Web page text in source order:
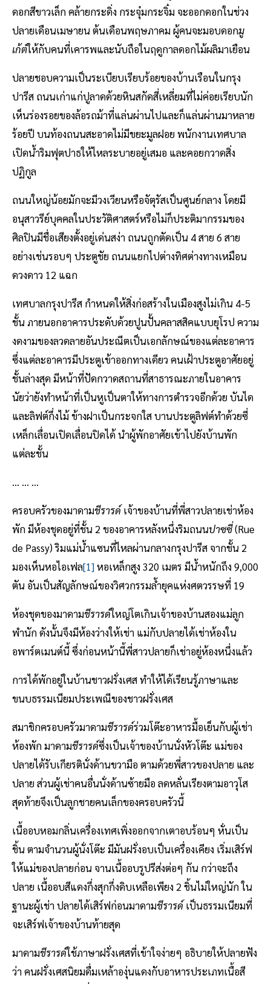
ดอกสีขาวเล็ก คล้ายกระดิ่ง กระจุ๋มกระจิ๋ม จะออกดอกในช่วง
ปลายเดือนเมษายน ต้นเดือนพฤษภาคม ผู้คนจะมอบดอกมู
เก้ต์ให้กับคนที่เคารพและนับถือในฤดูกาลดอกไม้ผลิมาเยือน
ปลายชอบความเป็นระเบียบเรียบร้อยของบ้านเรือนในกรุง
ปารีส ถนนเก่าแก่ปูลาดด้วยหินสกัดสี่เหลี่ยมที่ไม่ค่อยเรียบนัก
เห็นร่องรอยของล้อรถม้าที่แล่นผ่านไปและก็แล่นผ่านมาหลาย
ร้อยปี บนท้องถนนสะอาดไม่มีขยะมูลฝอย พนักงานเทศบาล
เปิดน้ำริมฟุตปาธให้ไหลระบายอยู่เสมอ และคอยกวาดสิ่ง
ปฏิกูล
ถนนใหญ่น้อยมักจะมีวงเวียนหรือจัตุรัสเป็นศูนย์กลาง โดยมี
อนุสาวรีย์บุคคลในประวัติศาสตร์หรือไม่ก็ประติมากรรมของ
ศิลปินมีชื่อเสียงตั้งอยู่เด่นสง่า ถนนถูกตัดเป็น 4 สาย 6 สาย
อย่างเช่นรอบๆ ประตูชัย ถนนแยกไปต่างทิศต่างทางเหมือน
ดวงดาว 12 แฉก
เทศบาลกรุงปารีส กำหนดให้สิ่งก่อสร้างในเมืองสูงไม่เกิน 4-5
ชั้น ภายนอกอาคารประดับด้วยปูนปั้นคลาสสิคแบบยุโรป ความ
งดงามของลวดลายอันประณีตเป็นเอกลักษณ์ของแต่ละอาคาร
ซึ่งแต่ละอาคารมีประตูเข้าออกทางเดียว คนเฝ้าประตูอาศัยอยู่
ชั้นล่างสุด มีหน้าที่ปัดกวาดสถานที่สาธารณะภายในอาคาร
นัยว่ายังทำหน้าที่เป็นหูเป็นตาให้ทางการตำรวจอีกด้วย บันได
และลิฟต์กึ่งไม้ ข้างฝาเป็นกระจกใส บานประตูลิฟต์ทำด้วยซี่
เหล็กเลื่อนเปิดเลื่อนปิดได้ นำผู้พักอาศัยเข้าไปยังบ้านพัก
แต่ละชั้น
... ... ...
ครอบครัวของมาดามชีรารด์เจ้าของบ้านที่พี่สาวปลายเช่าห้อง
พัก มีห้องชุดอยู่ที่ชั้น 2 ของอาคารหลังหนึ่งริมถนนปาซซี่(Rue
de Passy) ริมแม่น้ำแซนที่ไหลผ่านกลางกรุงปารีส จากชั้น 2
มองเห็นหอไอเฟล[1]หอเหล็กสูง 320 เมตร มีน้ำหนักถึง 9,000
ตัน อันเป็นสัญลักษณ์ของวิศวกรรมล้ำยุคแห่งศตวรรษที่ 19
ห้องชุดของมาดามชีรารด์ใหญ่โตเกินเจ้าของบ้านสองแม่ลูก
พำนัก ดังนั้นจึงมีห้องว่างให้เช่า แม่กับปลายได้เช่าห้องใน
อพาร์ตเมนต์นี้ ซึ่งก่อนหน้านี้พี่สาวปลายก็เช่าอยู่ห้องหนึ่งแล้ว
การได้พักอยู่ในบ้านชาวฝรั่งเศส ทำให้ได้เรียนรู้ภาษาและ
ขนบธรรมเนียมประเพณีของชาวฝรั่งเศส
สมาชิกครอบครัวมาดามชีรารด์ร่วมโต๊ะอาหารมื้อเย็นกับผู้เช่า
ห้องพัก มาดามชีรารด์ซึ่งเป็นเจ้าของบ้านนั่งหัวโต๊ะ แม่ของ
ปลายได้รับเกียรตินั่งด้านขวามือ ตามด้วยพี่สาวของปลาย และ
ปลาย ส่วนผู้เช่าคนอื่นนั่งด้านซ้ายมือ ลดหลั่นเรียงตามอาวุโส
สุดท้ายจึงเป็นลูกชายคนเล็กของครอบครัวนี้
เนื้ออบหอมกลิ่นเครื่องเทศเพิ่งออกจากเตาอบร้อนๆ หั่นเป็น
ชิ้น ตามจำนวนผู้นั่งโต๊ะ มีมันฝรั่งอบเป็นเครื่องเคียง เริ่มเสิร์ฟ
ให้แม่ของปลายก่อน จานเนื้ออบรูปรีส่งต่อๆ กัน กว่าจะถึง
ปลาย เนื้ออบสีแดงกึ่งสุกกึ่งดิบเหลือเพียง 2 ชิ้นไม่ใหญ่นัก ใน
ฐานะผู้เช่า ปลายได้เสิร์ฟก่อนมาดามชีรารด์เป็นธรรมเนียมที่
จะเสิร์ฟเจ้าของบ้านท้ายสุด
มาดามชีรารด์ใช้ภาษาฝรั่งเศสที่เข้าใจง่ายๆ อธิบายให้ปลายฟัง
ว่า คนฝรั่งเศสนิยมดื่มเหล้าองุ่นแดงกับอาหารประเภทเนื้อสี